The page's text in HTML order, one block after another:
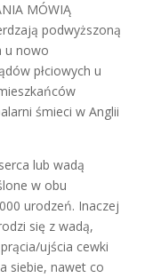
MÓWIĄ
podwyższoną
u nowo
płciowych u
śmieci w Anglii
lub wadą
w obu
urodzeń. Inaczej
się z wadą,
ujścia cewki
siebie, nawet co